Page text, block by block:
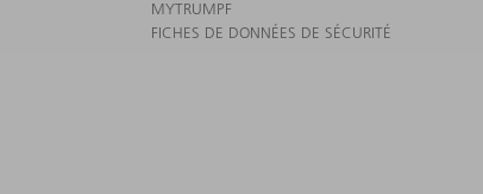
MYTRUMPF
FICHES DE DONNÉES DE SÉCURITÉ